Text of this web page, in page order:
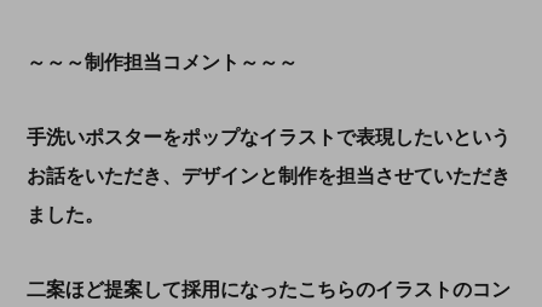
～～～制作担当コメント～～～
手洗いポスターをポップなイラストで表現したいという
お話をいただき、デザインと制作を担当させていただき
ました。
二案ほど提案して採用になったこちらのイラストのコン